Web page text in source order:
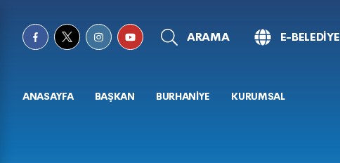
ARAMA E-BELEDİYE
ANASAYFA BAŞKAN BURHANİYE KURUMSAL